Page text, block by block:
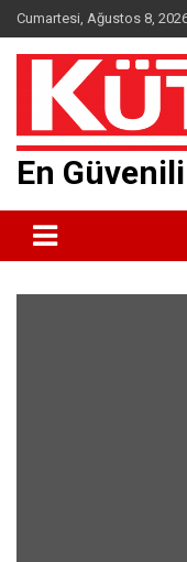
Skip
to
content
Cumartesi, Ağustos 8,
En